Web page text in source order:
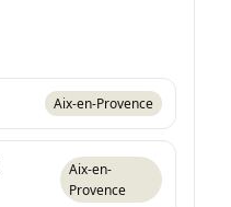
Aix-en-Provence
Aix-en-
Provence